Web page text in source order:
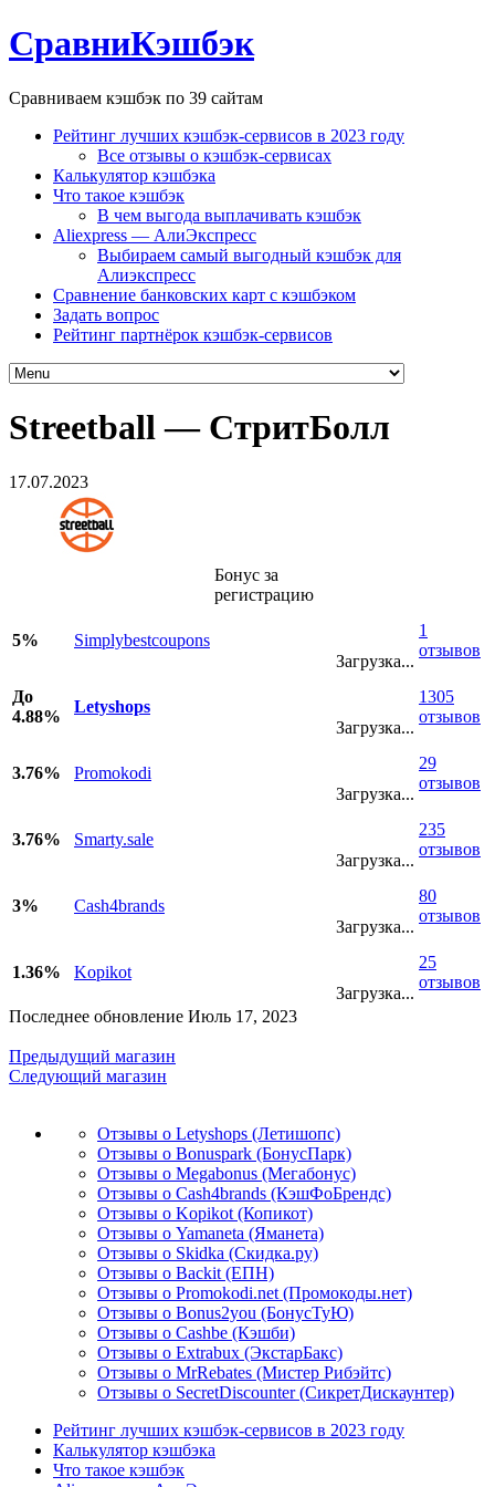
СравниКэшбэк
Сравниваем кэшбэк по 39 сайтам
Рейтинг лучших кэшбэк-сервисов в 2023 году
Все отзывы о кэшбэк-сервисах
Калькулятор кэшбэка
Что такое кэшбэк
В чем выгода выплачивать кэшбэк
Aliexpress — АлиЭкспресс
Выбираем самый выгодный кэшбэк для
Алиэкспресс
Сравнение банковских карт с кэшбэком
Задать вопрос
Рейтинг партнёрок кэшбэк-сервисов
Streetball — СтритБолл
17.07.2023
Бонус за
регистрацию
5%
Simplybestcoupons
Загрузка...
1
отзывов
До
4.88%
Letyshops
Загрузка...
1305
отзывов
3.76%
Promokodi
Загрузка...
29
отзывов
3.76%
Smarty.sale
Загрузка...
235
отзывов
3%
Cash4brands
Загрузка...
80
отзывов
1.36%
Kopikot
Загрузка...
25
отзывов
Последнее обновление Июль 17, 2023
Предыдущий магазин
Следующий магазин
Отзывы о Letyshops (Летишопс)
Отзывы о Bonuspark (БонусПарк)
Отзывы о Megabonus (Мегабонус)
Отзывы о Cash4brands (КэшФоБрендс)
Отзывы о Kopikot (Копикот)
Отзывы о Yamaneta (Яманета)
Отзывы о Skidka (Скидка.ру)
Отзывы о Backit (ЕПН)
Отзывы о Promokodi.net (Промокоды.нет)
Отзывы о Bonus2you (БонусТуЮ)
Отзывы о Cashbe (Кэшби)
Отзывы о Extrabux (ЭкстарБакс)
Отзывы о MrRebates (Мистер Рибэйтс)
Отзывы о SecretDiscounter (СикретДискаунтер)
Рейтинг лучших кэшбэк-сервисов в 2023 году
Калькулятор кэшбэка
Что такое кэшбэк